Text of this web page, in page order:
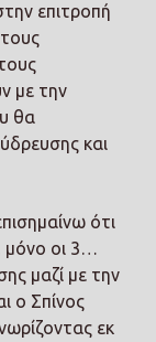
επιτροπή
με την
θα
και
ότι
μόνο οι 3…
μαζί με την
ο Σπίνος
εκ